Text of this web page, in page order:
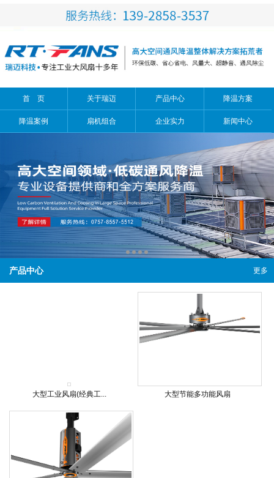
首 页 关于瑞迈 产品中心 降温方案
降温案例 扇机组合 企业实力 新闻中心
更多
产品中心
大型工业风扇(经典工... 大型节能多功能风扇
搜索